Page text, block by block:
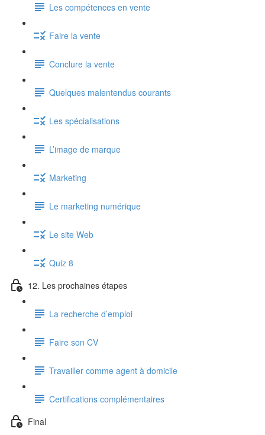
Les compétences en vente
Faire la vente
Conclure la vente
Quelques malentendus courants
Les spécialisations
L’image de marque
Marketing
Le marketing numérique
Le site Web
Quiz 8
12. Les prochaines étapes
La recherche d’emploi
Faire son CV
Travailler comme agent à domicile
Certifications complémentaires
Final